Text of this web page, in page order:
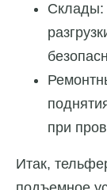
Склады:
при
Итак,